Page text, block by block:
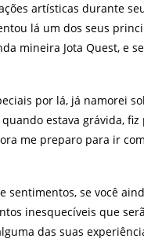
artísticas durante
lá um dos seus
mineira Jota Quest, e
por lá, já namorei
estava grávida,
me preparo para ir
sentimentos, se você
inesquecíveis que
das suas